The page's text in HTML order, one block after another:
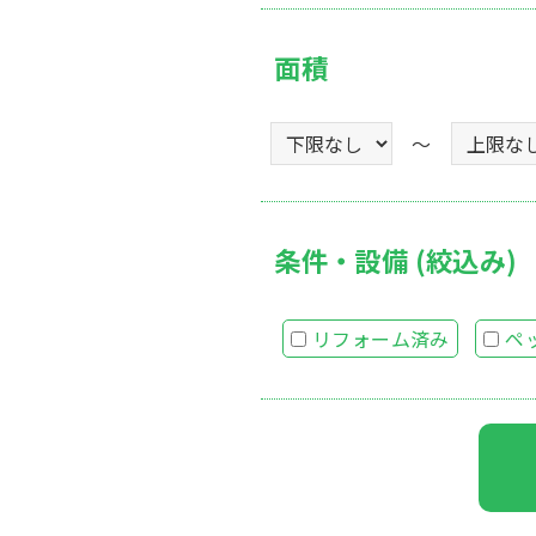
面積
～
条件・設備 (絞込み)
リフォーム済み ペ